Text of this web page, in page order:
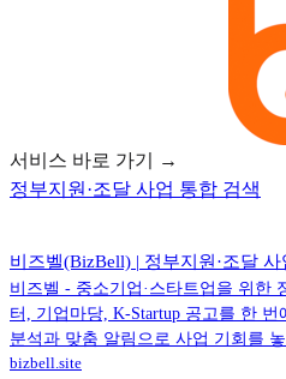
서비스 바로 가기 →
정부지원·조달 사업 통합 검색
비즈벨(BizBell) | 정부지원·조달 사
비즈벨 - 중소기업·스타트업을 위한
터, 기업마당, K-Startup 공고를 한
분석과 맞춤 알림으로 사업 기회를 놓
bizbell.site